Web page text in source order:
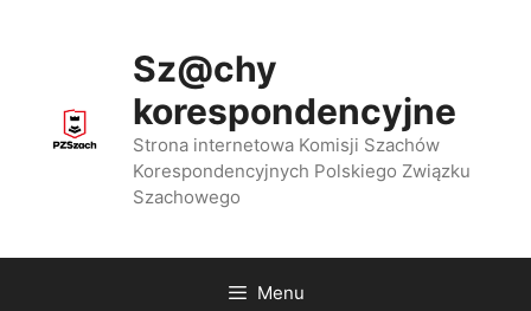
Sz@chy
korespondencyjne
Strona internetowa Komisji Szachów
Korespondencyjnych Polskiego Związku
Szachowego
Menu